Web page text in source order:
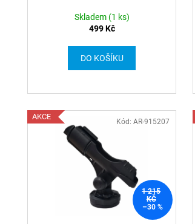
Skladem (1 ks)
499 Kč
DO KOŠÍKU
AKCE
1 215
KČ
–30 %
Kód: AR-915207